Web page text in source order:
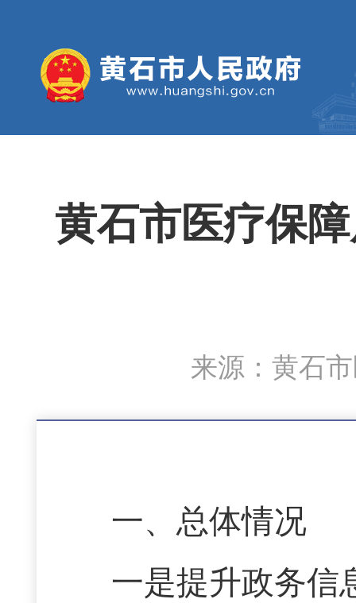
黄石市医疗保
来源：黄石
一、总体情况
一是提升政务信